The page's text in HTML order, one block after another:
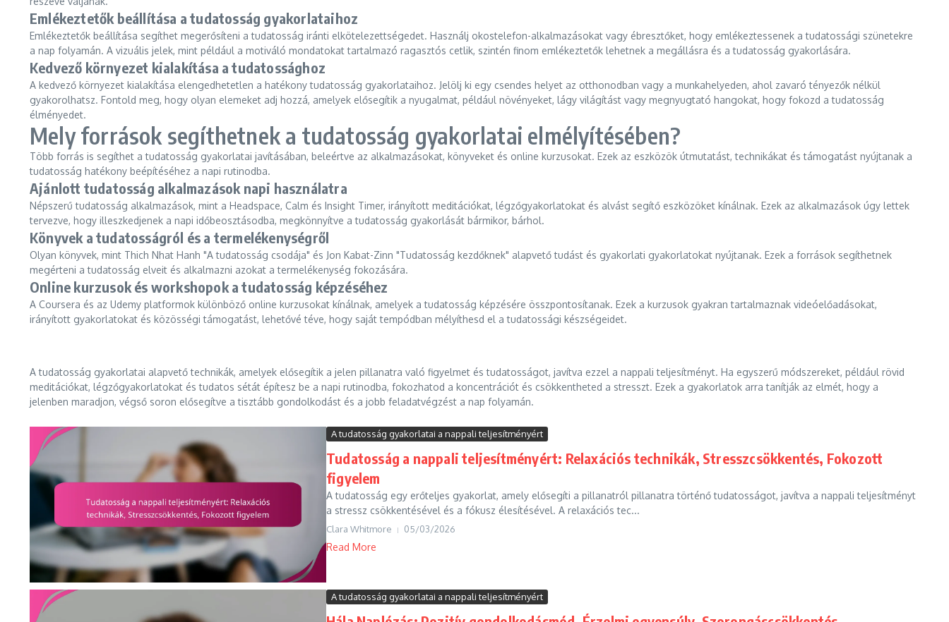
Emlékeztetők beállítása a tudatosság gyakorlataihoz
Emlékeztetők beállítása segíthet megerősíteni a tudatosság iránti elkötelezettségedet. Használj okostelefon-alkalmazásokat vagy ébresztőket, hogy emlékeztessenek a tudatossági szünetekre
a nap folyamán. A vizuális jelek, mint például a motiváló mondatokat tartalmazó ragasztós cetlik, szintén finom emlékeztetők lehetnek a megállásra és a tudatosság gyakorlására.
Kedvező környezet kialakítása a tudatossághoz
A kedvező környezet kialakítása elengedhetetlen a hatékony tudatosság gyakorlataihoz. Jelölj ki egy csendes helyet az otthonodban vagy a munkahelyeden, ahol zavaró tényezők nélkül
gyakorolhatsz. Fontold meg, hogy olyan elemeket adj hozzá, amelyek elősegítik a nyugalmat, például növényeket, lágy világítást vagy megnyugtató hangokat, hogy fokozd a tudatosság
élményedet.
Mely források segíthetnek a tudatosság gyakorlatai elmélyítésében?
Több forrás is segíthet a tudatosság gyakorlatai javításában, beleértve az alkalmazásokat, könyveket és online kurzusokat. Ezek az eszközök útmutatást, technikákat és támogatást nyújtanak a
tudatosság hatékony beépítéséhez a napi rutinodba.
Ajánlott tudatosság alkalmazások napi használatra
Népszerű tudatosság alkalmazások, mint a Headspace, Calm és Insight Timer, irányított meditációkat, légzőgyakorlatokat és alvást segítő eszközöket kínálnak. Ezek az alkalmazások úgy lettek
tervezve, hogy illeszkedjenek a napi időbeosztásodba, megkönnyítve a tudatosság gyakorlását bármikor, bárhol.
Könyvek a tudatosságról és a termelékenységről
Olyan könyvek, mint Thich Nhat Hanh "A tudatosság csodája" és Jon Kabat-Zinn "Tudatosság kezdőknek" alapvető tudást és gyakorlati gyakorlatokat nyújtanak. Ezek a források segíthetnek
megérteni a tudatosság elveit és alkalmazni azokat a termelékenység fokozására.
Online kurzusok és workshopok a tudatosság képzéséhez
A Coursera és az Udemy platformok különböző online kurzusokat kínálnak, amelyek a tudatosság képzésére összpontosítanak. Ezek a kurzusok gyakran tartalmaznak videóelőadásokat,
irányított gyakorlatokat és közösségi támogatást, lehetővé téve, hogy saját tempódban mélyíthesd el a tudatossági készségeidet.
A tudatosság gyakorlatai alapvető technikák, amelyek elősegítik a jelen pillanatra való figyelmet és tudatosságot, javítva ezzel a nappali teljesítményt. Ha egyszerű módszereket, például rövid
meditációkat, légzőgyakorlatokat és tudatos sétát építesz be a napi rutinodba, fokozhatod a koncentrációt és csökkentheted a stresszt. Ezek a gyakorlatok arra tanítják az elmét, hogy a
jelenben maradjon, végső soron elősegítve a tisztább gondolkodást és a jobb feladatvégzést a nap folyamán.
A tudatosság gyakorlatai a nappali teljesítményért
Tudatosság a nappali teljesítményért: Relaxációs technikák, Stresszcsökkentés, Fokozott
figyelem
A tudatosság egy erőteljes gyakorlat, amely elősegíti a pillanatról pillanatra történő tudatosságot, javítva a nappali teljesítményt
a stressz csökkentésével és a fókusz élesítésével. A relaxációs tec...
Clara Whitmore 05/03/2026
Read More
A tudatosság gyakorlatai a nappali teljesítményért